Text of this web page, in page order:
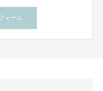
ォーム